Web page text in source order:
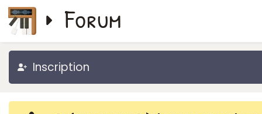
Forum
Inscription